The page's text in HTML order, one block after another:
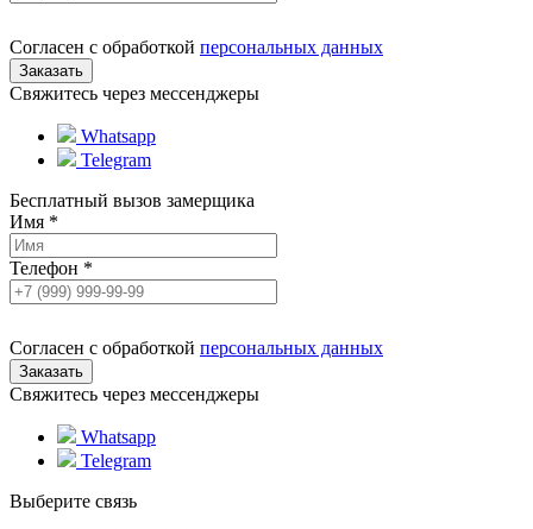
Согласен с обработкой персональных данных
Свяжитесь через мессенджеры
Whatsapp
Telegram
Бесплатный вызов замерщика
Имя *
Телефон *
Согласен с обработкой персональных данных
Свяжитесь через мессенджеры
Whatsapp
Telegram
Выберите связь